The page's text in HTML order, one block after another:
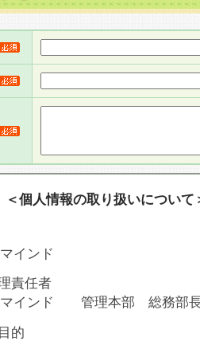
＜個人情報の取り扱いについて
インド
責任者
マインド 管理本部 総務部
的